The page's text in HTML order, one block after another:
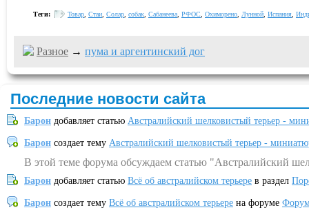
Теги: Товар Стаи Солар собак Сабанеева РФОС Охиморено Лунной Испания
Разное → пума и аргентинский дог
Последние новости сайта
Барон добавляет статью Австралийский шелковистый терьер -
Барон создает тему Австралийский шелковистый терьер -
В этой теме форума обсуждаем статью "Австралийский
Барон добавляет статью Всё об австралийском терьере в раздел
Барон создает тему Всё об австралийском терьере на форуме